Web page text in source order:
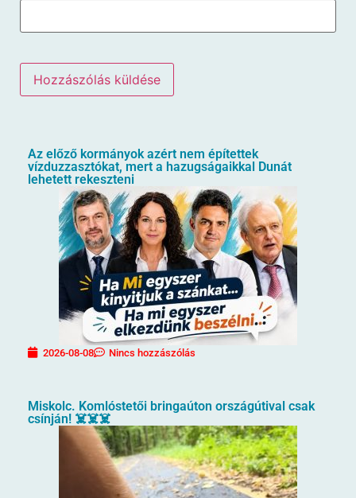
Az előző kormányok azért nem építettek
vízduzzasztókat, mert a hazugságaikkal Dunát
lehetett rekeszteni
2026-08-08 Nincs hozzászólás
Miskolc. Komlóstetői bringaúton országútival csak
csínján! ☠️☠️☠️